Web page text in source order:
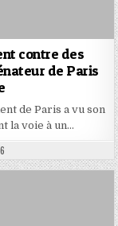
contre des
de Paris
de Paris a vu son
la voie à un…